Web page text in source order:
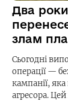
Два роки
злам
Сьогодні
операції —
кампанії,
агресора.